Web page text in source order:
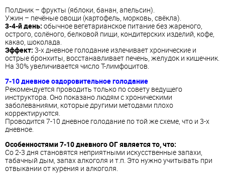
Полдник – фрукты (яблоки, банан, апельсин).
Ужин – печёные овощи (картофель, морковь, свёкла).
3-4-й день: обычное вегетарианское питание без жареного,
острого, солёного, белковой пищи, кондитерских изделий, кофе,
какао, шоколада.
Эффект: 3-х дневное голодание излечивает хронические и
острые бронхиты, восстанавливает печень, желудок и кишечник.
На 30% увеличивается число Т-лимфоцитов.
7-10 дневное оздоровительное голодание
Рекомендуется проводить только по совету ведущего
инструктора. Оно показано людям с хроническими
заболеваниями, которые другими методами плохо
корректируются.
Проводится 7-10 дневное голодание по той же схеме, что и 3-х
дневное.
Особенностями 7-10 дневного ОГ является то, что:
Со 2-3 дня становятся неприятными искусственные запахи,
табачный дым, запах алкоголя и т.п. Это нужно учитывать при
отвыкании от курения и алкоголя.